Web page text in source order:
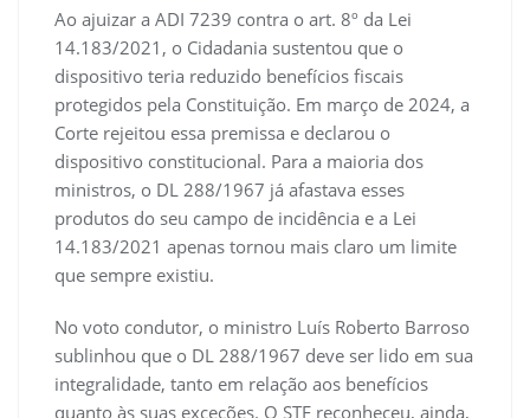
Ao ajuizar a ADI 7239 contra o art. 8º da Lei
14.183/2021, o Cidadania sustentou que o
dispositivo teria reduzido benefícios fiscais
protegidos pela Constituição. Em março de 2024, a
Corte rejeitou essa premissa e declarou o
dispositivo constitucional. Para a maioria dos
ministros, o DL 288/1967 já afastava esses
produtos do seu campo de incidência e a Lei
14.183/2021 apenas tornou mais claro um limite
que sempre existiu.
No voto condutor, o ministro Luís Roberto Barroso
sublinhou que o DL 288/1967 deve ser lido em sua
integralidade, tanto em relação aos benefícios
quanto às suas exceções. O STF reconheceu, ainda,